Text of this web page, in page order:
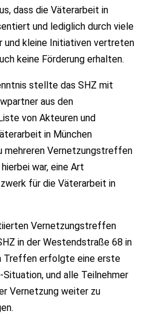
dass die Väterarbeit in
und lediglich durch viele
und kleine Initiativen vertreten
keine Förderung erhalten.
stellte das SHZ mit
aus den
von Akteuren und
in München
mehreren Vernetzungstreffen
war, eine Art
für die Väterarbeit in
Vernetzungstreffen
in der Westendstraße 68 in
Treffen erfolgte eine erste
und alle Teilnehmer
Vernetzung weiter zu